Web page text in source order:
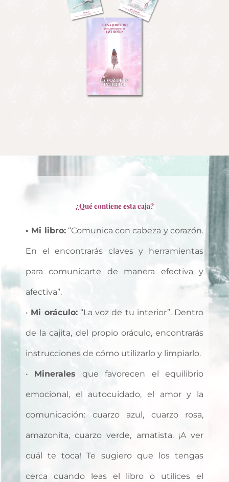
¿Qué contiene esta caja?
• Mi libro:“Comunica con cabeza y corazón.
En el encontrarás claves y herramientas
para comunicarte de manera efectiva y
afectiva”.
• Mi oráculo:“La voz de tu interior”. Dentro
de la cajita, del propio oráculo, encontrarás
instrucciones de cómo utilizarlo y limpiarlo.
• Minerales que favorecen el equilibrio
emocional, el autocuidado, el amor y la
comunicación: cuarzo azul, cuarzo rosa,
amazonita, cuarzo verde, amatista. ¡A ver
cuál te toca! Te sugiero que los tengas
cerca cuando leas el libro o utilices el